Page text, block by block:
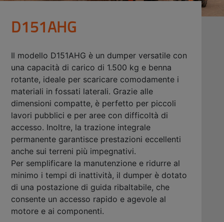
D151AHG
Il modello D151AHG è un dumper versatile con
una capacità di carico di 1.500 kg e benna
rotante, ideale per scaricare comodamente i
materiali in fossati laterali. Grazie alle
dimensioni compatte, è perfetto per piccoli
lavori pubblici e per aree con difficoltà di
accesso. Inoltre, la trazione integrale
permanente garantisce prestazioni eccellenti
anche sui terreni più impegnativi.
Per semplificare la manutenzione e ridurre al
minimo i tempi di inattività, il dumper è dotato
di una postazione di guida ribaltabile, che
consente un accesso rapido e agevole al
motore e ai componenti.